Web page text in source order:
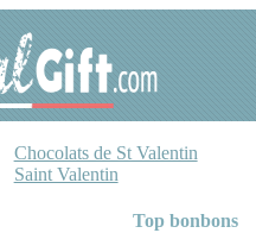
Chocolats de St Valentin
Saint Valentin
Top bonbons